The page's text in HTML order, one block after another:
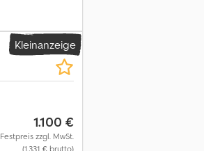
Kleinanzeige
1.100 €
Festpreis zzgl. MwSt.
(1.331 € brutto)